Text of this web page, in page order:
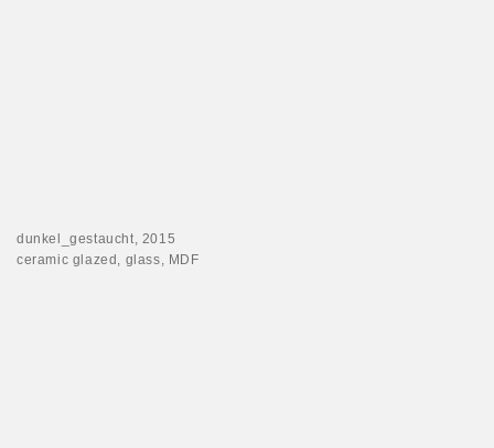
dunkel_gestaucht, 2015
ceramic glazed, glass, MDF